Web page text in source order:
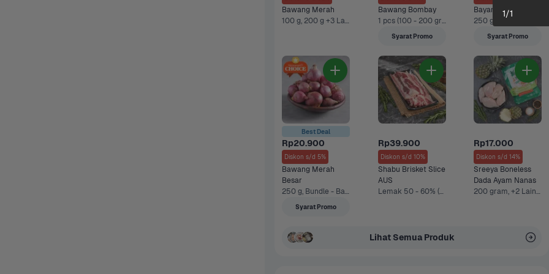
Bawang Merah
100 g, 200 g +3 Lainnya
Bawang Bombay
1 pcs (100 - 200 gram), 500 g +3 Lainnya
Syarat Promo
Bayam Hijau
250 g, 1 kg
Syarat Promo
Best Deal
Rp20.900
Diskon s/d 5%
Bawang Merah
Besar
250 g, Bundle - Bawang Merah 250 gram & Sayurbox Telur Ayam Negeri 10 pcs +1 Lainnya
Syarat Promo
Rp39.900
Diskon s/d 10%
Shabu Brisket Slice
AUS
Lemak 50 - 60% (250 g), Bundle - Protein + Dry Groceries +2 Lainnya
Rp17.000
Diskon s/d 14%
Sreeya Boneless
Dada Ayam Nanas
200 gram, +2 Lainnya
Lihat Semua Produk
1/1